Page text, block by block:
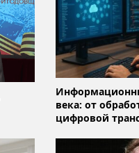
века: от
цифровой